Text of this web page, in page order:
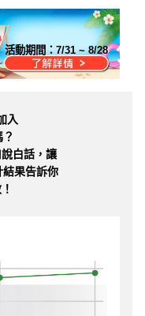
活動期間：7/31 ~ 8/28
入
白話，讓
結果告訴你